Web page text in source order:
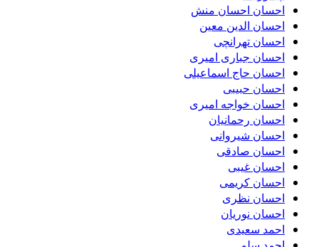
احسان احسان منش
احسان الدین معین
احسان تهرانچی
احسان جباری امیری
احسان حاج اسماعیلی
احسان حبیبی
احسان خواجه امیری
احسان رحمانیان
احسان شیروانی
احسان صادقی
احسان غیبی
احسان کریمی
احسان نظری
احسان نوریان
احمد سعیدی